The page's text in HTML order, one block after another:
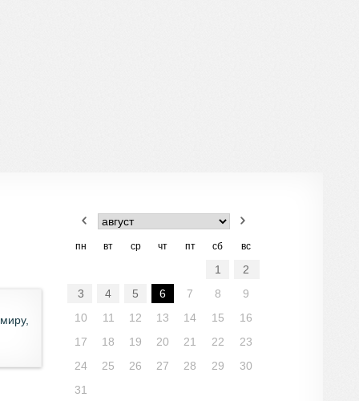
пн вт ср чт пт сб вс
1
2
3
4 5 6 7 8
9
10
11 12 13 14 15
16
17
18 19 20 21 22
23
24
25 26 27 28 29
30
31